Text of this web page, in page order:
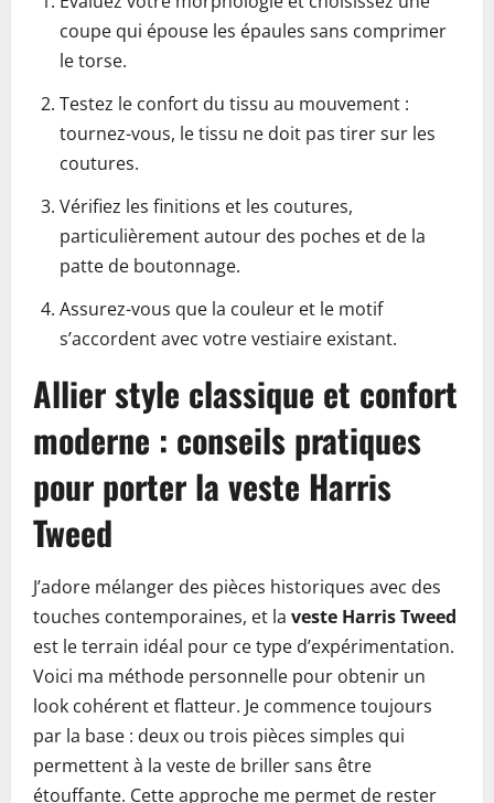
coupe qui épouse les épaules sans comprimer
le torse.
Testez le confort du tissu au mouvement :
tournez-vous, le tissu ne doit pas tirer sur les
coutures.
Vérifiez les finitions et les coutures,
particulièrement autour des poches et de la
patte de boutonnage.
Assurez-vous que la couleur et le motif
s’accordent avec votre vestiaire existant.
Allier style classique et confort
moderne : conseils pratiques
pour porter la veste Harris
Tweed
J’adore mélanger des pièces historiques avec des
touches contemporaines, et la veste Harris Tweed
est le terrain idéal pour ce type d’expérimentation.
Voici ma méthode personnelle pour obtenir un
look cohérent et flatteur. Je commence toujours
par la base : deux ou trois pièces simples qui
permettent à la veste de briller sans être
étouffante. Cette approche me permet de rester